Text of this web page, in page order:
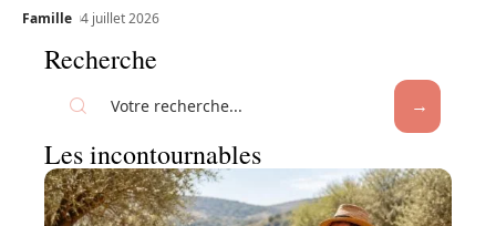
Famille 4 juillet 2026
Recherche
Les incontournables